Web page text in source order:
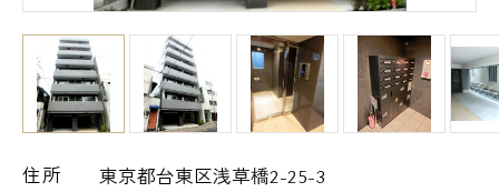
住所 東京都台東区浅草橋2-25-3